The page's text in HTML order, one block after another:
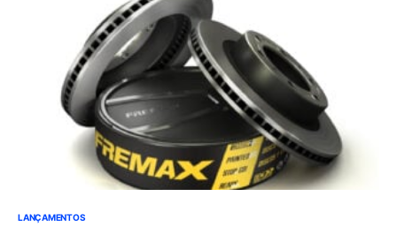
LANÇAMENTOS